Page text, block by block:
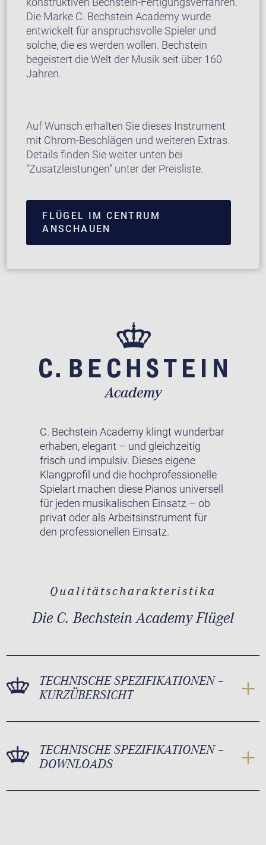
Die Marke C. Bechstein Academy wurde
entwickelt für anspruchsvolle Spieler und
solche, die es werden wollen. Bechstein
begeistert die Welt der Musik seit über 160
Jahren.
Auf Wunsch erhalten Sie dieses Instrument
mit Chrom-Beschlägen und weiteren Extras.
Details finden Sie weiter unten bei
“Zusatzleistungen” unter der Preisliste.
FLÜGEL IM CENTRUM
ANSCHAUEN
C. Bechstein Academy klingt wunderbar
erhaben, elegant – und gleichzeitig
frisch und impulsiv. Dieses eigene
Klangprofil und die hochprofessionelle
Spielart machen diese Pianos universell
für jeden musikalischen Einsatz – ob
privat oder als Arbeitsinstrument für
den professionellen Einsatz.
Qualitätscharakteristika
Die C. Bechstein Academy Flügel
TECHNISCHE SPEZIFIKATIONEN –
KURZÜBERSICHT
TECHNISCHE SPEZIFIKATIONEN –
DOWNLOADS